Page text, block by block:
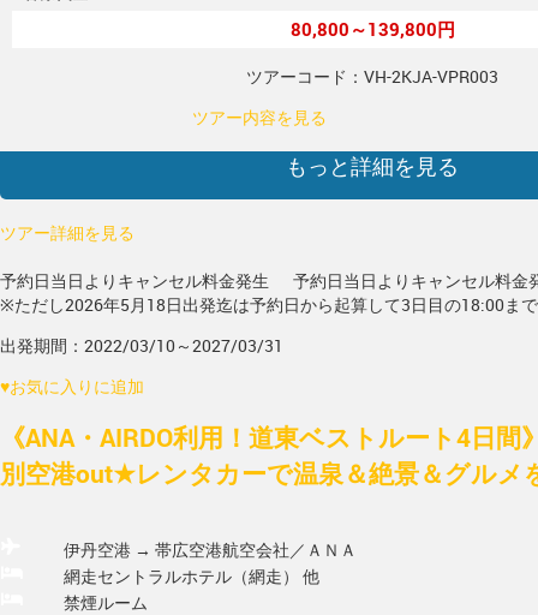
80,800～139,800円
ツアーコード：VH-2KJA-VPR003
ツアー内容を見る
もっと詳細を見る
ツアー詳細を見る
予約日当日よりキャンセル料金発生
予約日当日よりキャンセル料金
※ただし2026年5月18日出発迄は予約日から起算して3日目の18:00ま
出発期間：2022/03/10～2027/03/31
♥お気に入りに追加
《ANA・AIRDO利用！道東ベストルート4日
別空港out★レンタカーで温泉＆絶景＆グルメ
伊丹空港 → 帯広空港航空会社／ＡＮＡ
網走セントラルホテル（網走） 他
禁煙ルーム